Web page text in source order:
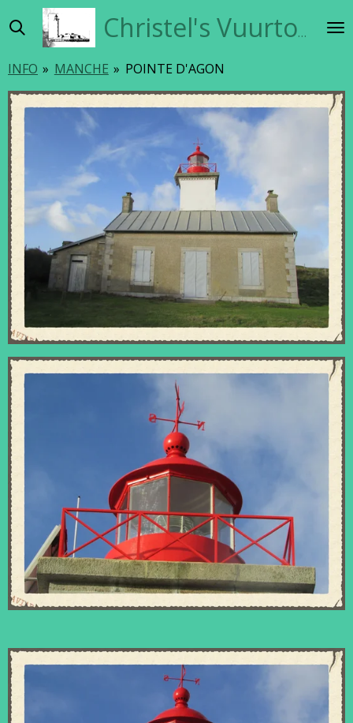
direct
de
hoofdinhoud
Christel's Vuurtorensite
INFO » MANCHE » POINTE D'AGON